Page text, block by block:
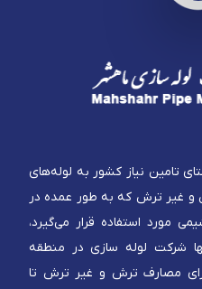
تامین نیاز کشور به لوله‌های
الی ۵۶ اینچ ترش و غیر ترش که به طور عمده در
مورد استفاده قرار می‌گیرد،
شرکت لوله سازی در منطقه
برای مصارف ترش و غیر ترش تا